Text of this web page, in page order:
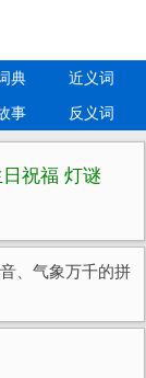
典
近义词
事 反义词
祝福 灯谜
音、气象万千的拼